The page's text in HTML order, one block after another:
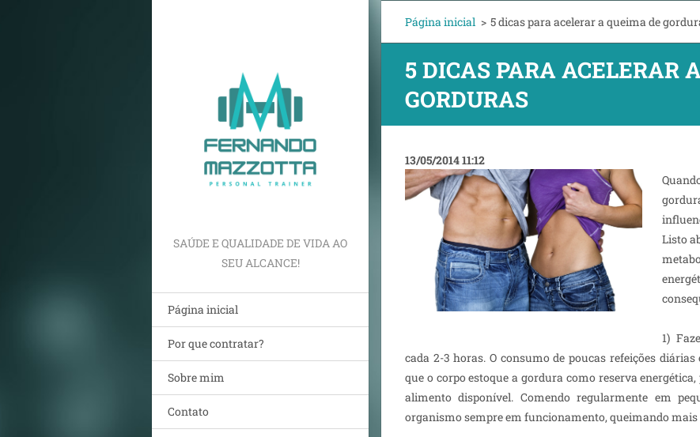
SAÚDE E QUALIDADE DE VIDA AO
SEU ALCANCE!
Página inicial
Por que contratar?
Sobre mim
Contato
Página inicial > 5 dicas para acelerar a queima de
5 DICAS PARA ACELERAR
GORDURAS
13/05/2014 11:12
Listo
1)
cada 2-3 horas. O consumo de poucas refeições
que o corpo estoque a gordura como reserva
alimento disponível. Comendo regularmente em
organismo sempre em funcionamento, queimando mais